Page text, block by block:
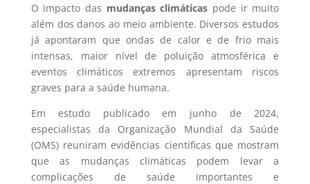
O impacto das mudanças climáticas pode ir muito
além dos danos ao meio ambiente. Diversos estudos
já apontaram que ondas de calor e de frio mais
intensas, maior nível de poluição atmosférica e
eventos climáticos extremos apresentam riscos
graves para a saúde humana.
Em estudo publicado em junho de 2024,
especialistas da Organização Mundial da Saúde
(OMS) reuniram evidências científicas que mostram
que as mudanças climáticas podem levar a
complicações de saúde importantes e